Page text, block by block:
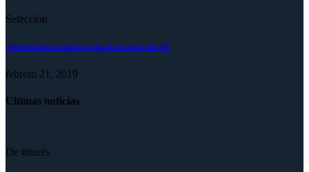
Selección
¡Felicitaciones a todos los jugadores de la sub-20!
febrero 21, 2019
Ultimas noticias
De interés